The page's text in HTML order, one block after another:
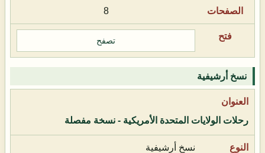
8
تصفح
نسخ أرشيفية
رحلات الولايات المتحدة الأمريكية - نسخة مفصلة
نسخ أرشيفية